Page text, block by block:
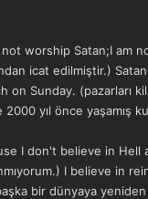
not worship Satan;I
icat edilmiştir.)
Sunday. (pazarları
yıl önce yaşamış
I don't believe in
I believe
bir dünyaya